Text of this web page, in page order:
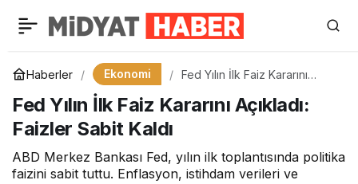
Haberler Ekonomi
Fed Yılın İlk Faiz Kararını
Fed Yılın İlk Faiz Kararını Açıkladı:
Faizler Sabit Kaldı
ABD Merkez Bankası Fed, yılın ilk toplantısında politika
faizini sabit tuttu. Enflasyon, istihdam verileri ve